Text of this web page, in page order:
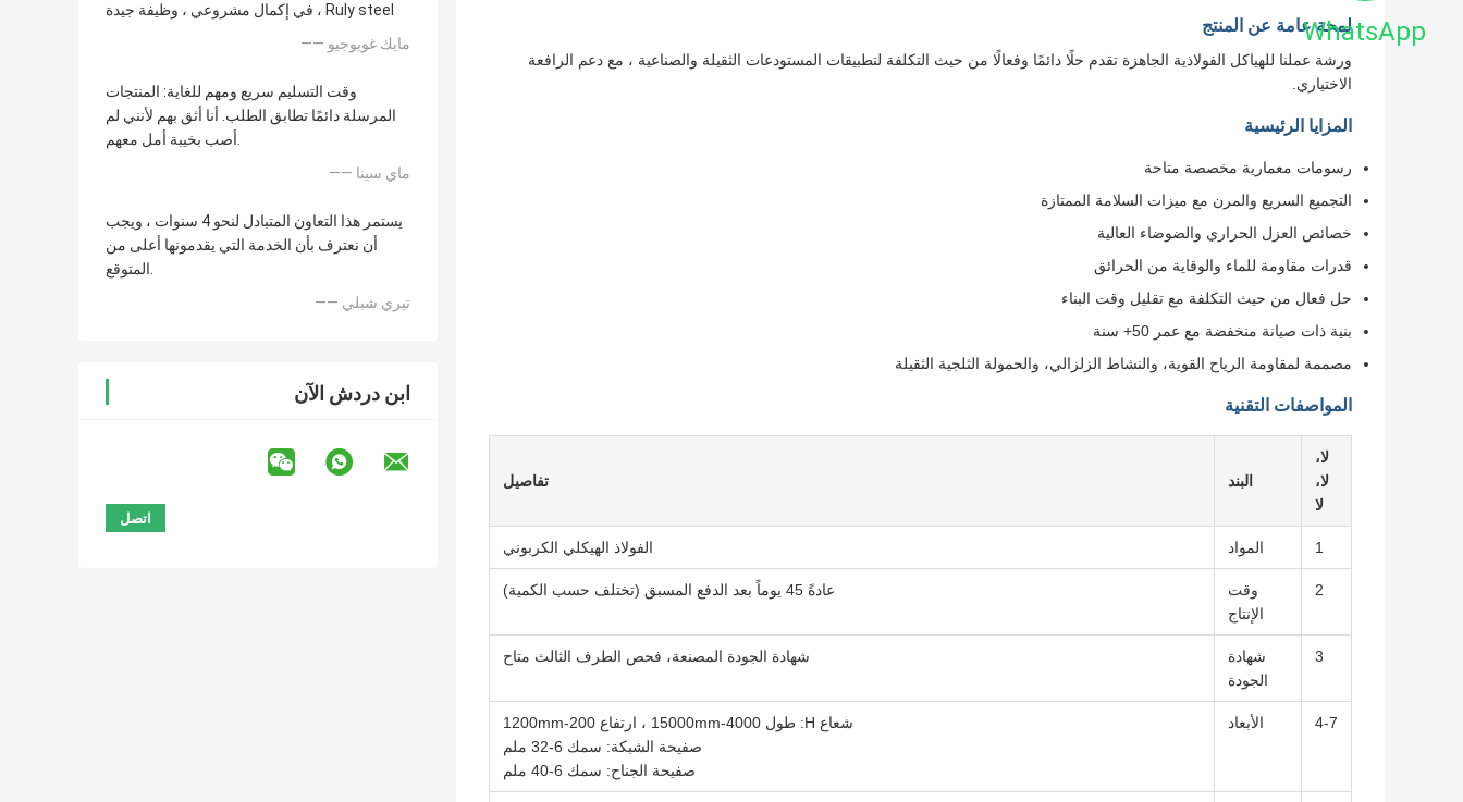
في إكمال مشروعي ، وظيفة جيدة ، Ruly steel
—— مايك غويوجيو
وقت التسليم سريع ومهم للغاية: المنتجات
المرسلة دائمًا تطابق الطلب. أنا أثق بهم لأنني لم
أصب بخيبة أمل معهم.
—— ماي سينا
يستمر هذا التعاون المتبادل لنحو 4 سنوات ، ويجب
أن نعترف بأن الخدمة التي يقدمونها أعلى من
المتوقع.
—— تيري شبلي
ابن دردش الآن
لمحة عامة عن المنتج
ورشة عملنا للهياكل الفولاذية الجاهزة تقدم حلًا دائمًا وفعالًا من حيث التكلفة لتطبيقات المستودعات الثقيلة والصناعية ، مع دعم الرافعة
الاختياري.
المزايا الرئيسية
رسومات معمارية مخصصة متاحة
التجميع السريع والمرن مع ميزات السلامة الممتازة
خصائص العزل الحراري والضوضاء العالية
قدرات مقاومة للماء والوقاية من الحرائق
حل فعال من حيث التكلفة مع تقليل وقت البناء
بنية ذات صيانة منخفضة مع عمر 50+ سنة
مصممة لمقاومة الرياح القوية، والنشاط الزلزالي، والحمولة الثلجية الثقيلة
المواصفات التقنية
لا،
لا،
لا
البند تفاصيل
1 المواد الفولاذ الهيكلي الكربوني
2
وقت
الإنتاج
عادةً 45 يوماً بعد الدفع المسبق (تختلف حسب الكمية)
3
شهادة
الجودة
شهادة الجودة المصنعة، فحص الطرف الثالث متاح
4-7 الأبعاد
شعاع H: طول 4000-15000mm ، ارتفاع 200-1200mm
صفيحة الشبكة: سمك 6-32 ملم
صفيحة الجناح: سمك 6-40 ملم
WhatsApp